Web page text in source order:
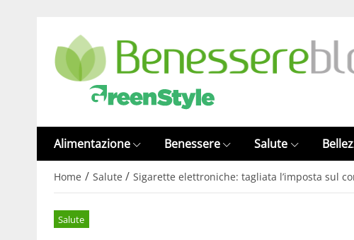
Alimentazione Benessere Salute
Home / Salute / Sigarette elettroniche: tagliata l’imposta sul
Salute